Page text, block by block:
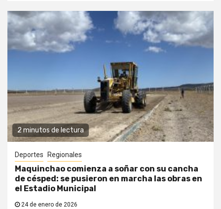
2 minutos de lectura
Deportes Regionales
Maquinchao comienza a soñar con su cancha
de césped: se pusieron en marcha las obras en
el Estadio Municipal
24 de enero de 2026